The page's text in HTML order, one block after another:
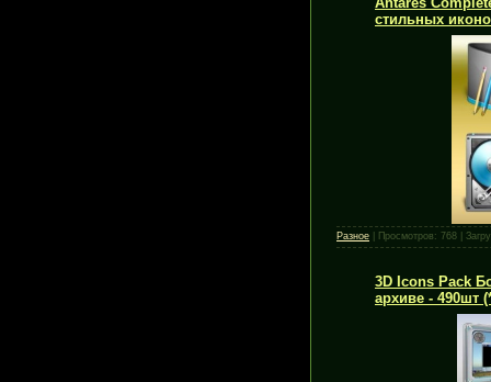
стильных
Разное Просмотров: 768
3D Icons Pack
архиве - 490шт